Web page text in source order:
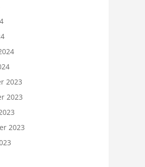
2023
2023
2023